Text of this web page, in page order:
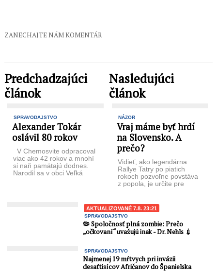
ZANECHAJTE NÁM KOMENTÁR
Predchadzajúci
článok
SPRAVODAJSTVO
Alexander Tokár
oslávil 80 rokov
V Chemosvite odpracoval
viac ako 42 rokov a mnohí
si naň pamätajú dodnes.
Narodil sa v obci Veľká
Nasledujúci
článok
NÁZOR
Vraj máme byť hrdí
na Slovensko. A
prečo?
Vidieť, ako legendárna
Rallye Tatry po piatich
rokoch pozvoľne povstáva
z popola, je určite pre
Tatrami ...
AKTUALIZOVANÉ 7.8. 23:21
SPRAVODAJSTVO
🦠 Spoločnosť plná zombie: Prečo
„očkovaní“ uvažujú inak - Dr. Nehls 💉
SPRAVODAJSTVO
Najmenej 19 mŕtvych pri invázii
desaťtisícov Afričanov do Španielska